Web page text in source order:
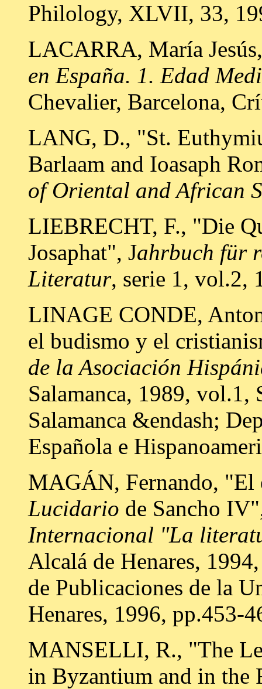
Philology, XLVII, 33,
LACARRA, María
en España. 1. Edad
Chevalier, Barcelona,
LANG, D., "St.
Barlaam and Ioasaph
of Oriental and African
LIEBRECHT, F., "Die
Josaphat", Jahrbuch für
Literatur, serie 1, vol.2,
LINAGE CONDE,
el budismo y el
de la Asociación
Salamanca, 1989, vol.1,
Salamanca &endash;
Española e
MAGÁN, Fernando, "El
Lucidario de Sancho
Internacional "La
Alcalá de Henares,
de Publicaciones de la
Henares, 1996, pp.453-
MANSELLI, R., "The
in Byzantium and in the